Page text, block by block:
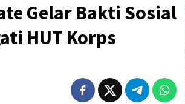
Gelar Bakti Sosial
HUT Korps